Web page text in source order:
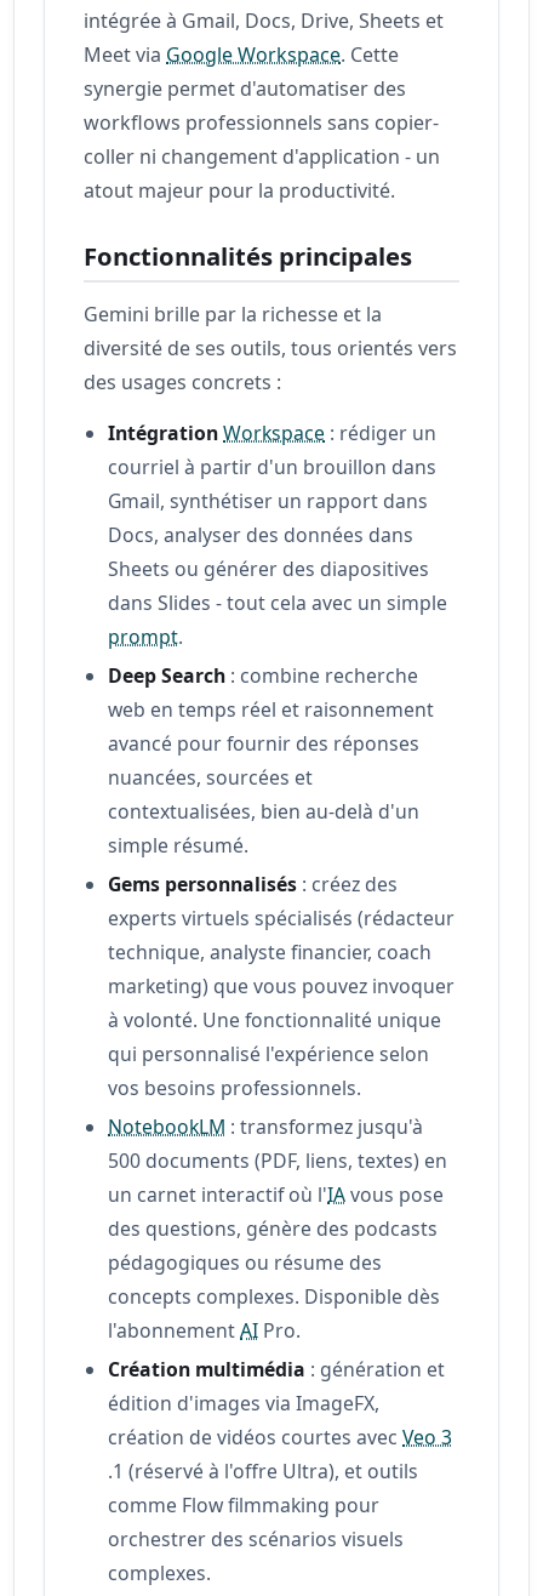
intégrée à Gmail, Docs, Drive, Sheets et
Meet via Google Workspace. Cette
synergie permet d'automatiser des
workflows professionnels sans copier-
coller ni changement d'application - un
atout majeur pour la productivité.
Fonctionnalités principales
Gemini brille par la richesse et la
diversité de ses outils, tous orientés vers
des usages concrets :
IntégrationWorkspace : rédiger un
courriel à partir d'un brouillon dans
Gmail, synthétiser un rapport dans
Docs, analyser des données dans
Sheets ou générer des diapositives
dans Slides - tout cela avec un simple
prompt.
Deep Search : combine recherche
web en temps réel et raisonnement
avancé pour fournir des réponses
nuancées, sourcées et
contextualisées, bien au-delà d'un
simple résumé.
Gems personnalisés : créez des
experts virtuels spécialisés (rédacteur
technique, analyste financier, coach
marketing) que vous pouvez invoquer
à volonté. Une fonctionnalité unique
qui personnalisé l'expérience selon
vos besoins professionnels.
NotebookLM : transformez jusqu'à
500 documents (PDF, liens, textes) en
un carnet interactif où l'IAvous pose
des questions, génère des podcasts
pédagogiques ou résume des
concepts complexes. Disponible dès
l'abonnementAI Pro.
Création multimédia : génération et
édition d'images via ImageFX,
création de vidéos courtes avecVeo 3
.1 (réservé à l'offre Ultra), et outils
comme Flow filmmaking pour
orchestrer des scénarios visuels
complexes.